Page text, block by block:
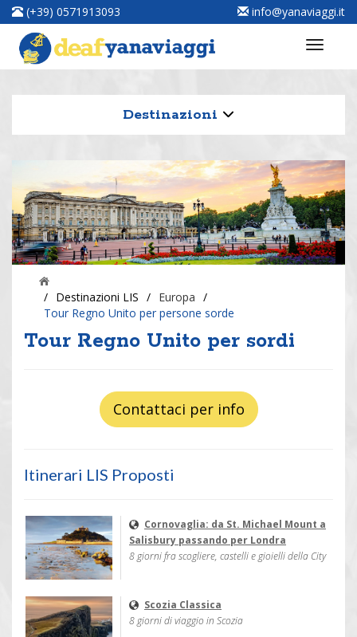
(+39) 0571913093 info@yanaviaggi.it
Destinazioni
/ Destinazioni LIS / Europa /
Tour Regno Unito per persone sorde
Tour Regno Unito per sordi
Contattaci per info
Itinerari LIS Proposti
Cornovaglia: da St. Michael Mount a
Salisbury passando per Londra
8 giorni fra scogliere, castelli e gioielli della City
Scozia Classica
8 giorni di viaggio in Scozia